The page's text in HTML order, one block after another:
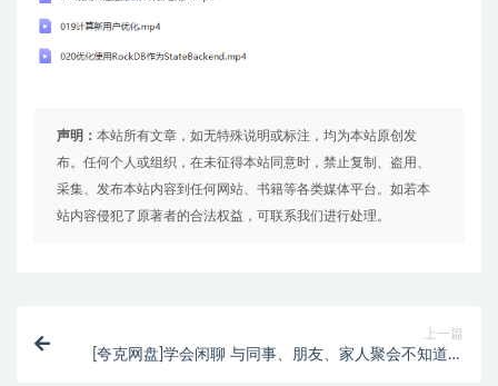
声明： 本站所有文章，如无特殊说明或标注，均为本站原创发
布。任何个人或组织，在未征得本站同意时，禁止复制、盗用、
采集、发布本站内容到任何网站、书籍等各类媒体平台。如若本
站内容侵犯了原著者的合法权益，可联系我们进行处理。
上一篇
[夸克网盘]学会闲聊 与同事、朋友、家人聚会不知道该